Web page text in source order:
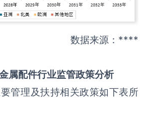
数据来源：****
属配件行业监管政策分析
管理及扶持相关政策如下表所